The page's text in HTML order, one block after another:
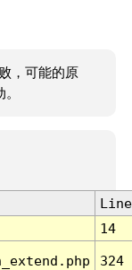
，可能的原
Line
14
324